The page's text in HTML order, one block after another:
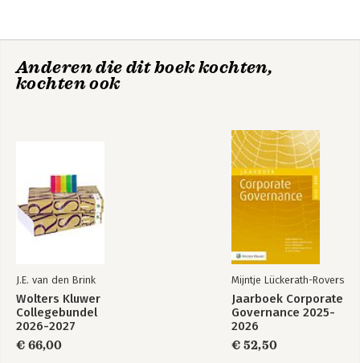
Anderen die dit boek kochten,
kochten ook
J.E. van den Brink
Wolters Kluwer
Collegebundel
2026-2027
€ 66,00
Mijntje Lückerath-Rovers
Jaarboek Corporate
Governance 2025-
2026
€ 52,50